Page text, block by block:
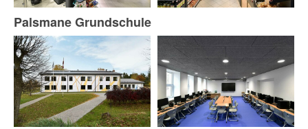
Palsmane Grundschule